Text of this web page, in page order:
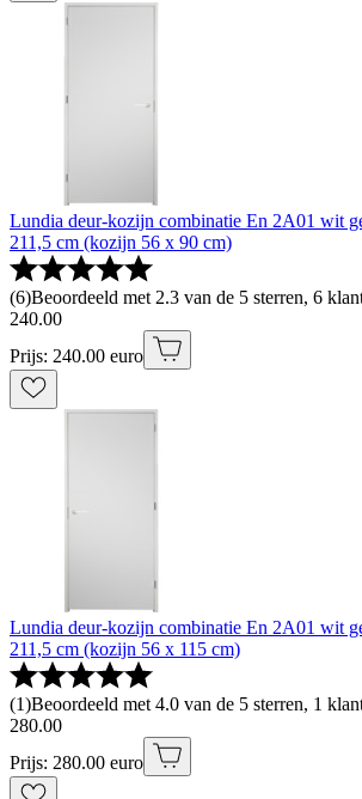
Lundia deur-kozijn combinatie En 2A01 wit
211,5 cm (kozijn 56 x 90 cm)
(6)Beoordeeld met 2.3 van de 5 sterren, 6
240.00
Prijs: 240.00 euro
Lundia deur-kozijn combinatie En 2A01 wit
211,5 cm (kozijn 56 x 115 cm)
(1)Beoordeeld met 4.0 van de 5 sterren, 1
280.00
Prijs: 280.00 euro